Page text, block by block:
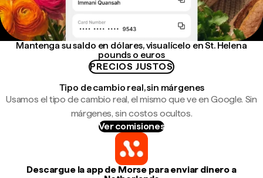
Mantenga su saldo en dólares, visualícelo en St. Helena
pounds o euros
PRECIOS JUSTOS
Tipo de cambio real, sin márgenes
Usamos el tipo de cambio real, el mismo que ve en Google. Sin
márgenes, sin costos ocultos.
Ver comisiones
Descargue la app de Morse para enviar dinero a